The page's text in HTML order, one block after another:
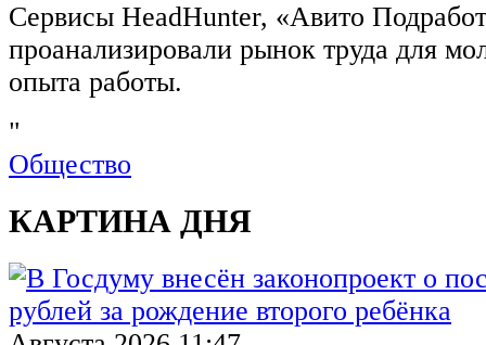
Сервисы HeadHunter, «Авито
проанализировали рынок труда для
опыта работы.
"
Общество
КАРТИНА ДНЯ